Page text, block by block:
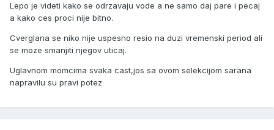
Lepo je videti kako se odrzavaju vode a ne samo daj pare i pecaj
a kako ces proci nije bitno.
Cverglana se niko nije uspesno resio na duzi vremenski period ali
se moze smanjiti njegov uticaj.
Uglavnom momcima svaka cast,jos sa ovom selekcijom sarana
napravilu su pravi potez